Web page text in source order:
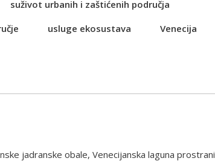
suživot urbanih i zaštićenih područja
usluge ekosustava
Venecija
jadranske obale, Venecijanska laguna prostrani